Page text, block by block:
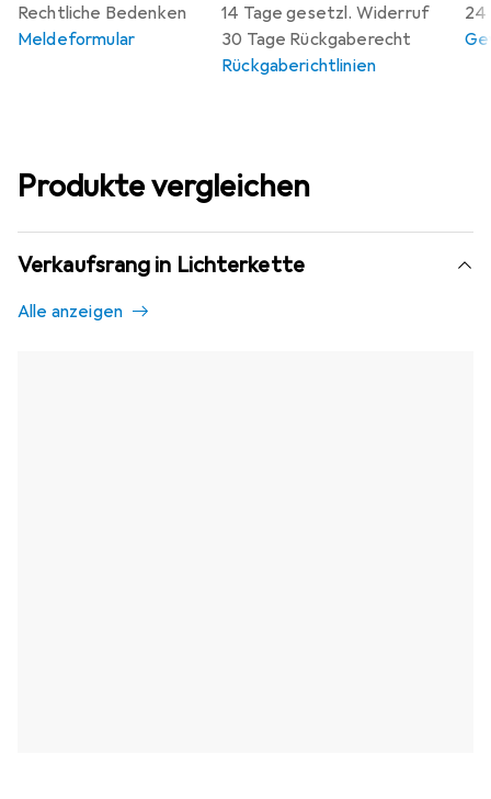
14 Tage gesetzl. Widerruf
30 Tage Rückgaberecht
Rückgaberichtlinien
24
Rechtliche Bedenken
Meldeformular
Produkte vergleichen
Verkaufsrang in Lichterkette
Alle anzeigen